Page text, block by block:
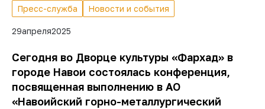
Пресс-служба Новости и события
29апреля2025
Сегодня во Дворце культуры «Фархад» в
городе Навои состоялась конференция,
посвященная выполнению в АО
«Навоийский горно-металлургический